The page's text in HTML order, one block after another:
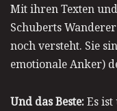
Mit ihren Texten
Schuberts
noch versteht. Sie
emotionale Anker)
Und das Beste:Es